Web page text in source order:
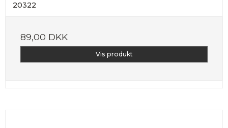
20322
89,00 DKK
Vis produkt